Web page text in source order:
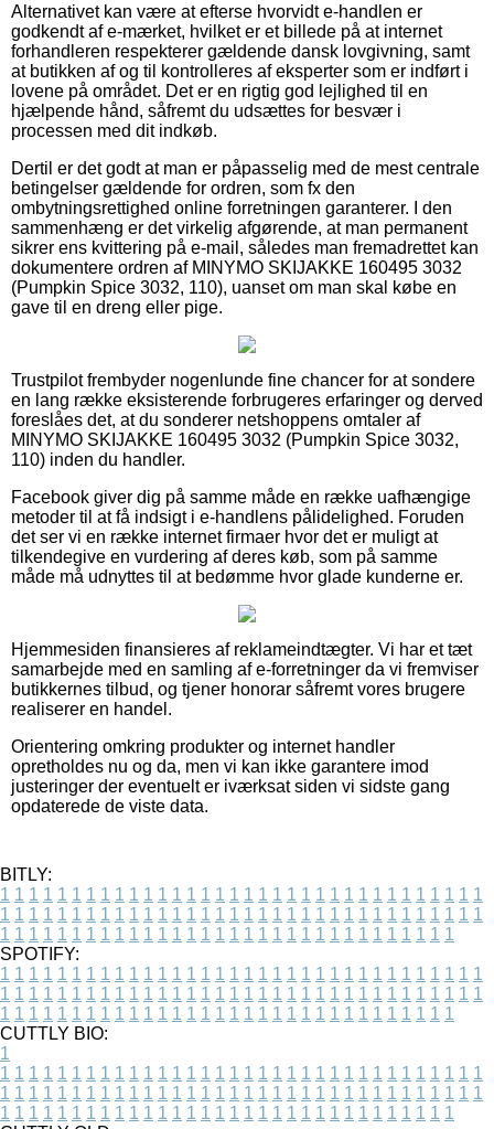
Alternativet kan være at efterse hvorvidt e-handlen er
godkendt af e-mærket, hvilket er et billede på at internet
forhandleren respekterer gældende dansk lovgivning, samt
at butikken af og til kontrolleres af eksperter som er indført i
lovene på området. Det er en rigtig god lejlighed til en
hjælpende hånd, såfremt du udsættes for besvær i
processen med dit indkøb.
Dertil er det godt at man er påpasselig med de mest centrale
betingelser gældende for ordren, som fx den
ombytningsrettighed online forretningen garanterer. I den
sammenhæng er det virkelig afgørende, at man permanent
sikrer ens kvittering på e-mail, således man fremadrettet kan
dokumentere ordren af MINYMO SKIJAKKE 160495 3032
(Pumpkin Spice 3032, 110), uanset om man skal købe en
gave til en dreng eller pige.
Trustpilot frembyder nogenlunde fine chancer for at sondere
en lang række eksisterende forbrugeres erfaringer og derved
foreslåes det, at du sonderer netshoppens omtaler af
MINYMO SKIJAKKE 160495 3032 (Pumpkin Spice 3032,
110) inden du handler.
Facebook giver dig på samme måde en række uafhængige
metoder til at få indsigt i e-handlens pålidelighed. Foruden
det ser vi en række internet firmaer hvor det er muligt at
tilkendegive en vurdering af deres køb, som på samme
måde må udnyttes til at bedømme hvor glade kunderne er.
Hjemmesiden finansieres af reklameindtægter. Vi har et tæt
samarbejde med en samling af e-forretninger da vi fremviser
butikkernes tilbud, og tjener honorar såfremt vores brugere
realiserer en handel.
Orientering omkring produkter og internet handler
opretholdes nu og da, men vi kan ikke garantere imod
justeringer der eventuelt er iværksat siden vi sidste gang
opdaterede de viste data.
BITLY:
1 1 1 1 1 1 1 1 1 1 1 1 1 1 1 1 1 1 1 1 1 1 1 1 1 1 1 1 1 1 1 1 1 1
1 1 1 1 1 1 1 1 1 1 1 1 1 1 1 1 1 1 1 1 1 1 1 1 1 1 1 1 1 1 1 1 1 1
1 1 1 1 1 1 1 1 1 1 1 1 1 1 1 1 1 1 1 1 1 1 1 1 1 1 1 1 1 1 1 1
SPOTIFY:
1 1 1 1 1 1 1 1 1 1 1 1 1 1 1 1 1 1 1 1 1 1 1 1 1 1 1 1 1 1 1 1 1 1
1 1 1 1 1 1 1 1 1 1 1 1 1 1 1 1 1 1 1 1 1 1 1 1 1 1 1 1 1 1 1 1 1 1
1 1 1 1 1 1 1 1 1 1 1 1 1 1 1 1 1 1 1 1 1 1 1 1 1 1 1 1 1 1 1 1
CUTTLY BIO:
1
1 1 1 1 1 1 1 1 1 1 1 1 1 1 1 1 1 1 1 1 1 1 1 1 1 1 1 1 1 1 1 1 1 1
1 1 1 1 1 1 1 1 1 1 1 1 1 1 1 1 1 1 1 1 1 1 1 1 1 1 1 1 1 1 1 1 1 1
1 1 1 1 1 1 1 1 1 1 1 1 1 1 1 1 1 1 1 1 1 1 1 1 1 1 1 1 1 1 1 1